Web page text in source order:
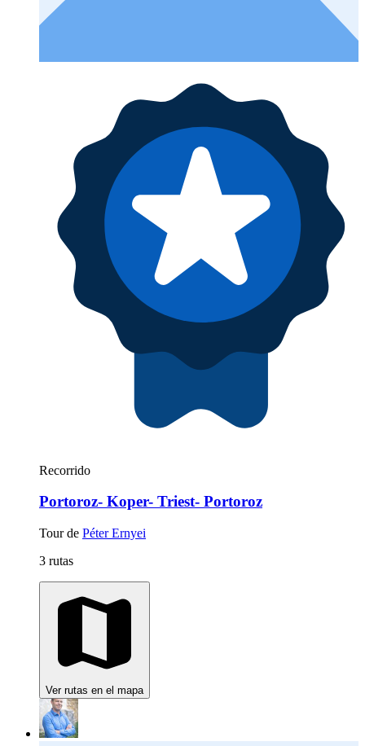
Recorrido
Portoroz- Koper- Triest- Portoroz
Tour de Péter Ernyei
3 rutas
Ver rutas en el mapa